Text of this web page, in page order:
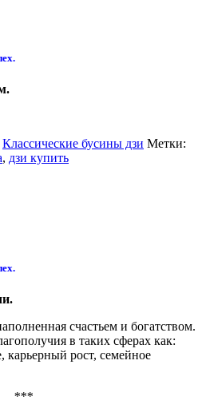
Классические бусины дзи Метки:
, дзи купить
счастьем и богатством.
в таких сферах как:
карьерный рост, семейное
***